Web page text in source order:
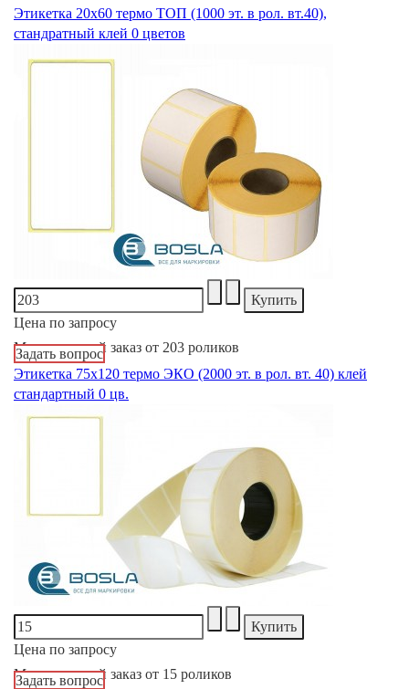
Этикетка 20х60 термо ТОП (1000 эт. в рол. вт.40),
стандратный клей 0 цветов
Цена по запросу
Минимальный заказ от 203 роликов
Задать вопрос
Этикетка 75х120 термо ЭКО (2000 эт. в рол. вт. 40) клей
стандартный 0 цв.
Цена по запросу
Минимальный заказ от 15 роликов
Задать вопрос